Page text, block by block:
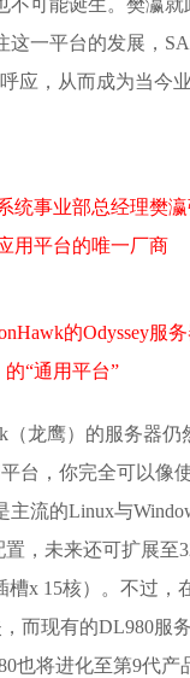
可能诞生。樊瀛
一平台的发展，
应，从而成为当今
统事业部总经理樊
用平台的唯一厂商
的Odyssey服
的“通用平台”
（龙鹰）的服务器
台，你完全可以像
流的Linux与
，未来还可扩展至
x 15核）。不过，
而现有的DL980服
也将进化至第9代产